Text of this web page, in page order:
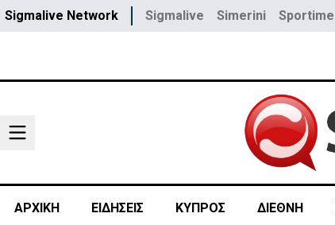
Sigmalive Network Sigmalive Simerini Sportime
ΑΡΧΙΚΗ ΕΙΔΗΣΕΙΣ ΚΥΠΡΟΣ ΔΙΕΘΝΗ